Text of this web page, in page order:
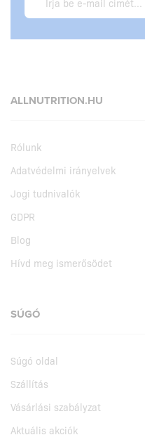
ALLNUTRITION.HU
Rólunk
Adatvédelmi irányelvek
Jogi tudnivalók
GDPR
Blog
Hívd meg ismerősödet
SÚGÓ
Súgó oldal
Szállítás
Vásárlási szabályzat
Aktuális akciók